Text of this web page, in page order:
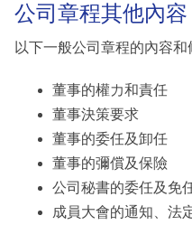
公司章程其他內容
以下一般公司章程的內容和
董事的權力和責任
董事決策要求
董事的委任及卸任
董事的彌償及保險
公司秘書的委任及免
成員大會的通知、法